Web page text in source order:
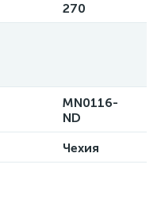
270
MN0116-
ND
Чехия